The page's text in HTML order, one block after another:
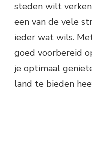
steden wilt
een van de vele
ieder wat wils.
goed voorbereid
je optimaal
land te bieden